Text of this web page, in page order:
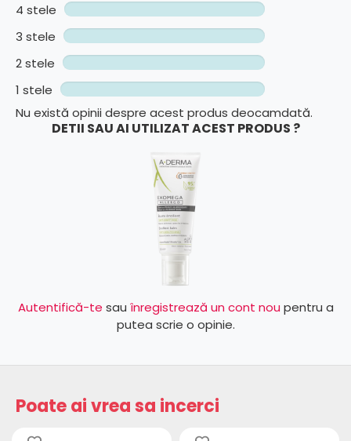
4 stele
3 stele
2 stele
1 stele
Nu există opinii despre acest produs deocamdată.
DETII SAU AI UTILIZAT ACEST PRODUS ?
Autentifică-te sau înregistrează un cont nou pentru a
putea scrie o opinie.
Poate ai vrea sa incerci